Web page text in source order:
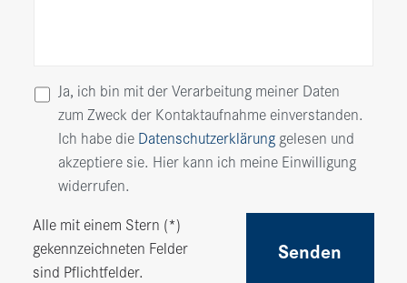
Ja, ich bin mit der Verarbeitung meiner Daten
zum Zweck der Kontaktaufnahme einverstanden.
Ich habe die Datenschutzerklärunggelesen und
akzeptiere sie. Hier kann ich meine Einwilligung
widerrufen.
Alle mit einem Stern (*)
gekennzeichneten Felder
sind Pflichtfelder.
Senden